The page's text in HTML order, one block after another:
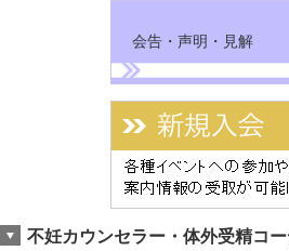
会告・声明・見解
不妊カウンセラー・体外受精コ